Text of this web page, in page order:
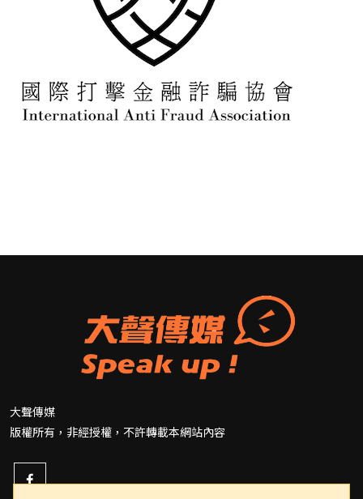
大聲傳媒
版權所有，非經授權，不許轉載本網站內容